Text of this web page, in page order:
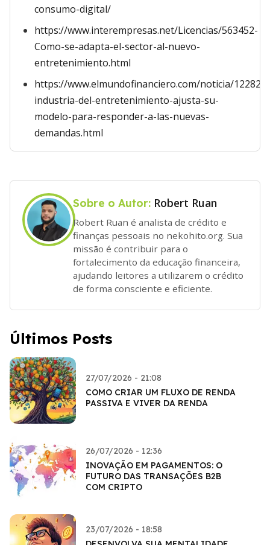
consumo-digital/
https://www.interempresas.net/Licencias/563452-
Como-se-adapta-el-sector-al-nuevo-
entretenimiento.html
https://www.elmundofinanciero.com/noticia/
industria-del-entretenimiento-ajusta-su-
modelo-para-responder-a-las-nuevas-
demandas.html
Sobre o Autor: Robert Ruan
Robert Ruan é analista de crédito e
finanças pessoais no nekohito.org. Sua
missão é contribuir para o
fortalecimento da educação financeira,
ajudando leitores a utilizarem o crédito
de forma consciente e eficiente.
Últimos Posts
27/07/2026 - 21:08
COMO CRIAR UM FLUXO DE RENDA
PASSIVA E VIVER DA RENDA
26/07/2026 - 12:36
INOVAÇÃO EM PAGAMENTOS: O
FUTURO DAS TRANSAÇÕES B2B
COM CRIPTO
23/07/2026 - 18:58